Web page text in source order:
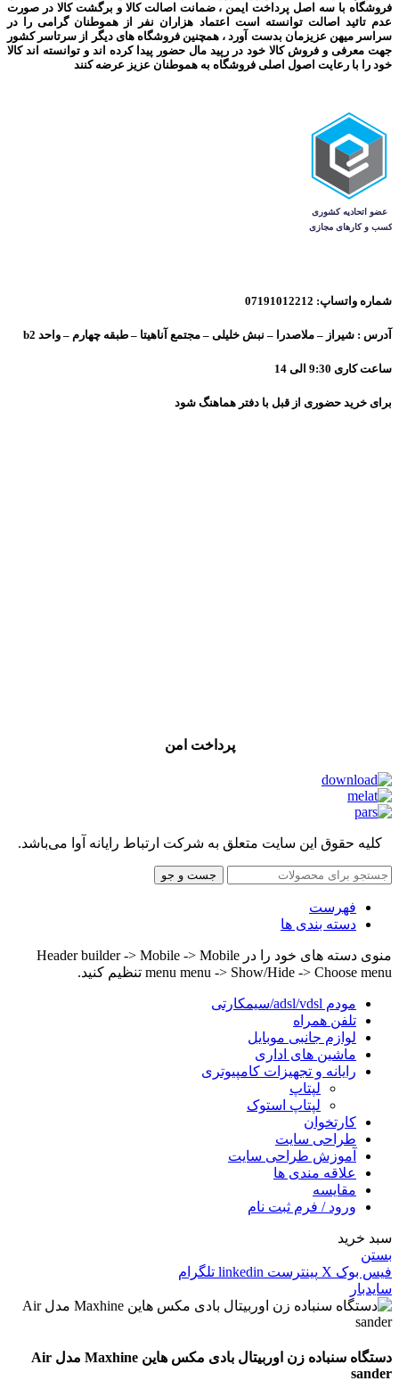
فروشگاه با سه اصل پرداخت ایمن ، ضمانت اصالت کالا و برگشت کالا در صورت
عدم تائید اصالت توانسته است اعتماد هزاران نفر از هموطنان گرامی را در
سراسر میهن عزیزمان بدست آورد ، همچنین فروشگاه های دیگر از سرتاسر کشور
جهت معرفی و فروش کالا خود در رپید مال حضور پیدا کرده اند و توانسته اند کالا
خود را با رعایت اصول اصلی فروشگاه به هموطنان عزیز عرضه کنند
شماره واتساپ: 07191012212
آدرس : شیراز – ملاصدرا – نبش خلیلی – مجتمع آناهیتا – طبقه چهارم – واحد b2
ساعت کاری 9:30 الی 14
برای خرید حضوری از قبل با دفتر هماهنگ شود
پرداخت امن
کلیه حقوق این سایت متعلق به شرکت ارتباط رایانه آوا می‌باشد.
جست و جو
فهرست
دسته بندی ها
منوی دسته های خود را در Header builder -> Mobile -> Mobile
menu menu -> Show/Hide -> Choose menu تنظیم کنید.
مودم adsl/vdsl/سیمکارتی
تلفن همراه
لوازم جانبی موبایل
ماشین های اداری
رایانه و تجهیزات کامپیوتری
لپتاپ
لپتاپ استوک
کارتخوان
طراحی سایت
آموزش طراحی سایت
علاقه مندی ها
مقایسه
ورود / فرم ثبت نام
سبد خرید
بستن
فیس بوک X پینترست linkedin تلگرام
سایدبار
دستگاه سنباده زن اوربیتال بادی مکس هاین Maxhine مدل Air
sander